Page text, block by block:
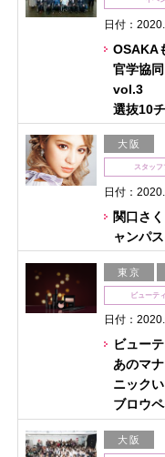
日付：
OSAKA
官学協
vol.3
選抜10
大阪
スタッフ
日付：
関口さ
ャンパ
東京
ビューテ
日付：
ビュー
あのマ
ニック
ブロウ
大阪